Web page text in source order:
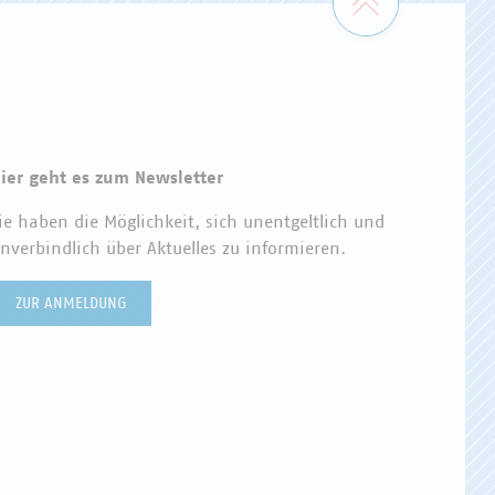
geht es zum Newsletter
haben die Möglichkeit, sich unentgeltlich und
über Aktuelles zu informieren.
ZUR ANMELDUNG